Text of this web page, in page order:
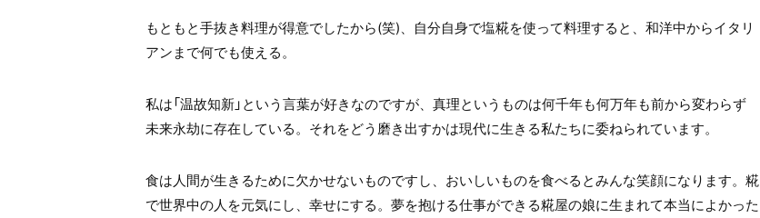
もともと手抜き料理が得意でしたから(笑)、自分自身で塩糀を使って料理すると、和洋中からイタリ
アンまで何でも使える。
私は「温故知新」という言葉が好きなのですが、真理というものは何千年も何万年も前から変わらず
未来永劫に存在している。それをどう磨き出すかは現代に生きる私たちに委ねられています。
食は人間が生きるために欠かせないものですし、おいしいものを食べるとみんな笑顔になります。糀
で世界中の人を元気にし、幸せにする。夢を抱ける仕事ができる糀屋の娘に生まれて本当によかった